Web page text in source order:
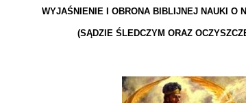
WYJAŚNIENIE I OBRONA BIBLIJNEJ NAUKI O
(SĄDZIE ŚLEDCZYM ORAZ